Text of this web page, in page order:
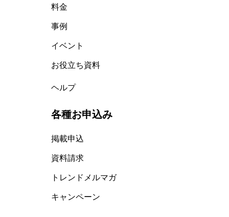
料金
事例
イベント
お役立ち資料
ヘルプ
各種お申込み
掲載申込
資料請求
トレンドメルマガ
キャンペーン